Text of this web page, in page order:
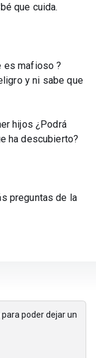
que cuida.
es mafioso ?
y ni sabe que
hijos ¿Podrá
ha descubierto?
preguntas de la
poder dejar un